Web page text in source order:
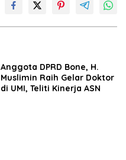
Anggota DPRD Bone, H.
Muslimin Raih Gelar Doktor
di UMI, Teliti Kinerja ASN